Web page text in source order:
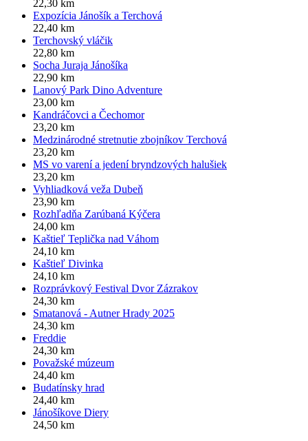
22,30 km
Expozícia Jánošík a Terchová
22,40 km
Terchovský vláčik
22,80 km
Socha Juraja Jánošíka
22,90 km
Lanový Park Dino Adventure
23,00 km
Kandráčovci a Čechomor
23,20 km
Medzinárodné stretnutie zbojníkov Terchová
23,20 km
MS vo varení a jedení bryndzových halušiek
23,20 km
Vyhliadková veža Dubeň
23,90 km
Rozhľadňa Zarúbaná Kýčera
24,00 km
Kaštieľ Teplička nad Váhom
24,10 km
Kaštieľ Divinka
24,10 km
Rozprávkový Festival Dvor Zázrakov
24,30 km
Smatanová - Autner Hrady 2025
24,30 km
Freddie
24,30 km
Považské múzeum
24,40 km
Budatínsky hrad
24,40 km
Jánošíkove Diery
24,50 km